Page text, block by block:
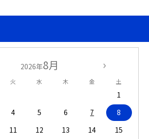
2026年8月
火 水 木 金 土
1
4 5 6 7
8
11 12 13 14
15